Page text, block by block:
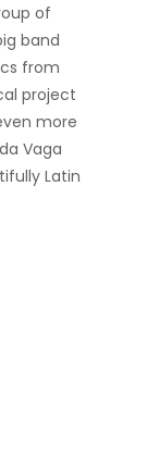
of
band
from
project
more
Vaga
Latin